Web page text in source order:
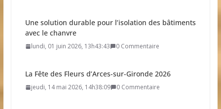
Une solution durable pour l’isolation des bâtiments
avec le chanvre
lundi, 01 juin 2026, 13h43:43 0 Commentaire
La Fête des Fleurs d’Arces-sur-Gironde 2026
jeudi, 14 mai 2026, 14h38:09 0 Commentaire